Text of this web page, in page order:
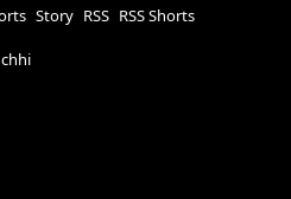
Story RSS RSS Shorts